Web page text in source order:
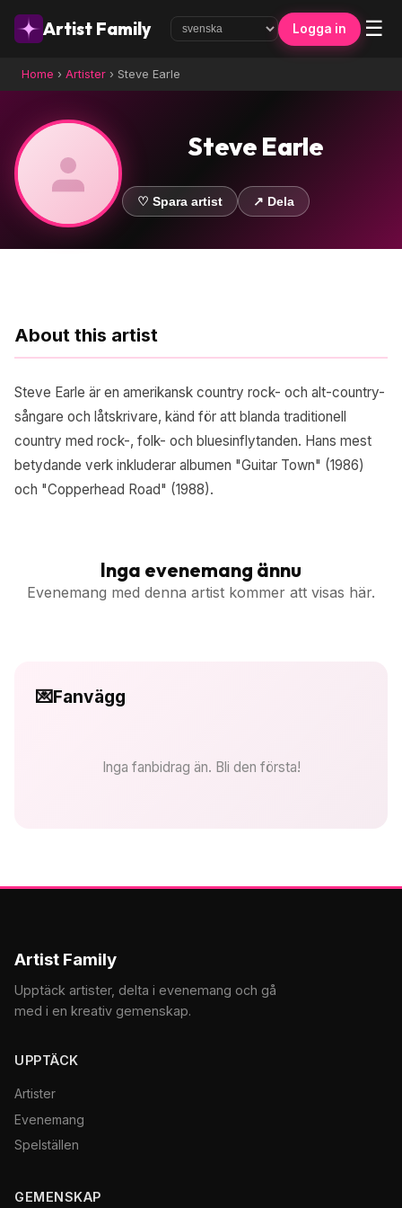
Artist Family Logga in ☰
Home › Artister › Steve Earle
Steve Earle
♡ Spara artist ↗ Dela
About this artist
Steve Earle är en amerikansk country rock- och alt-country-
sångare och låtskrivare, känd för att blanda traditionell
country med rock-, folk- och bluesinflytanden. Hans mest
betydande verk inkluderar albumen "Guitar Town" (1986)
och "Copperhead Road" (1988).
Inga evenemang ännu
Evenemang med denna artist kommer att visas här.
💌Fanvägg
Inga fanbidrag än. Bli den första!
Artist Family
Upptäck artister, delta i evenemang och gå
med i en kreativ gemenskap.
UPPTÄCK
Artister
Evenemang
Spelställen
GEMENSKAP